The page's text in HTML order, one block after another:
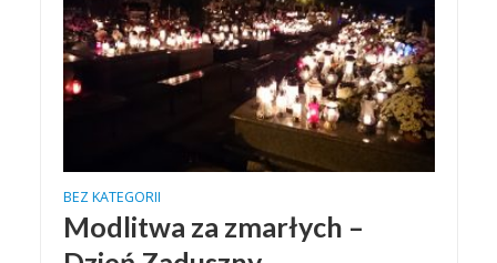
BEZ KATEGORII
Modlitwa za zmarłych –